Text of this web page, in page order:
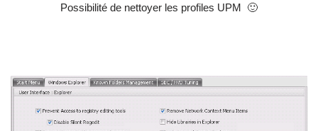
Possibilité de nettoyer les profiles UPM 🙂